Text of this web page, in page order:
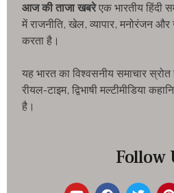
आज की ताजा खबरेएक भारतीय हिंदी
में राजनीति, खेल, व्यापार, मनोरंजन
करता है।
यह भारत का विश्वसनीय समाचार
रीयल-टाइम, द्विभाषी मल्टीमीडिया
है।
Follow